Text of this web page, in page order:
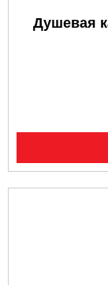
Душевая